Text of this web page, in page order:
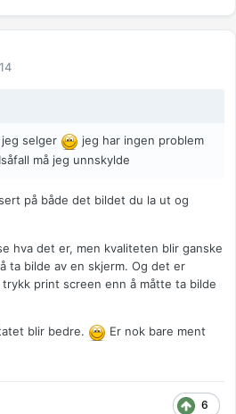
selger
jeg har ingen problem
må jeg unnskylde
på både det bildet du la ut og
hva det er, men kvaliteten blir ganske
ta bilde av en skjerm. Og det er
print screen enn å måtte ta bilde
blir bedre.
Er nok bare ment
6